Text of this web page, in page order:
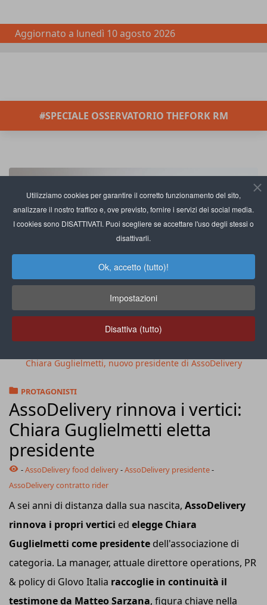
Utilizziamo cookies per garantire il corretto funzionamento del sito,
analizzare il nostro traffico e, ove previsto, fornire i servizi dei social media.
I cookies sono DISATTIVATI. Puoi scegliere se accettare l'uso degli stessi o
disattivarli.
Ok, accetto (tutto)!
Impostazioni
Disattiva (tutto)
Aggiornato a lunedì 10 agosto 2026
#SPECIALE OSSERVATORIO THEFORK RM
Chiara Guglielmetti, nuovo presidente di AssoDelivery
PROTAGONISTI
AssoDelivery rinnova i vertici:
Chiara Guglielmetti eletta
presidente
-AssoDelivery food delivery-AssoDelivery presidente-
AssoDelivery contratto rider
A sei anni di distanza dalla sua nascita, AssoDelivery
rinnova i propri vertici ed elegge Chiara
Guglielmetti come presidente dell'associazione di
categoria. La manager, attuale direttore operations, PR
& policy di Glovo Italia raccoglie in continuità il
testimone da Matteo Sarzana, figura chiave nella